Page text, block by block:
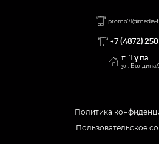
promo71@media-
+7 (4872)
г. Тула
ул.
Политика
Пользовательское